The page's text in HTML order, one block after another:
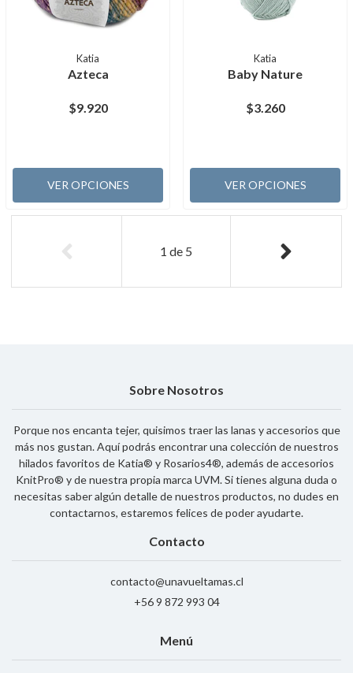
Katia
Azteca
$9.920
VER OPCIONES
Katia
Baby Nature
$3.260
VER OPCIONES
1 de 5
Sobre Nosotros
Porque nos encanta tejer, quisimos traer las lanas y accesorios que
más nos gustan. Aquí podrás encontrar una colección de nuestros
hilados favoritos de Katia® y Rosarios4®, además de accesorios
KnitPro® y de nuestra propia marca UVM. Si tienes alguna duda o
necesitas saber algún detalle de nuestros productos, no dudes en
contactarnos, estaremos felices de poder ayudarte.
Contacto
contacto@unavueltamas.cl
+56 9 872 993 04
Menú